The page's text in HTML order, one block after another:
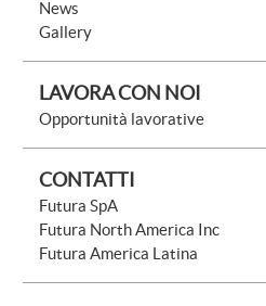
News
Gallery
LAVORA CON NOI
Opportunità lavorative
CONTATTI
Futura SpA
Futura North America Inc
Futura America Latina